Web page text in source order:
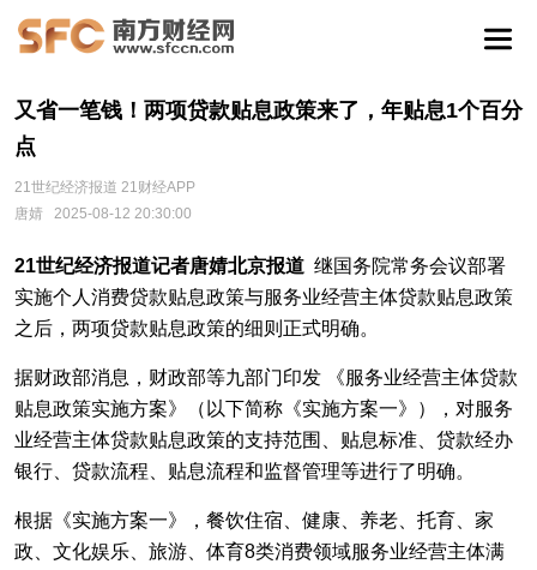
又省一笔钱！两项贷款贴息政策来了，年贴息1个百分
点
21世纪经济报道 21财经APP
唐婧
2025-08-12 20:30:00
21世纪经济报道记者唐婧北京报道 继国务院常务会议部署
实施个人消费贷款贴息政策与服务业经营主体贷款贴息政策
之后，两项贷款贴息政策的细则正式明确。
据财政部消息，财政部等九部门印发 《服务业经营主体贷款
贴息政策实施方案》（以下简称《实施方案一》），对服务
业经营主体贷款贴息政策的支持范围、贴息标准、贷款经办
银行、贷款流程、贴息流程和监督管理等进行了明确。
根据《实施方案一》，餐饮住宿、健康、养老、托育、家
政、文化娱乐、旅游、体育8类消费领域服务业经营主体满